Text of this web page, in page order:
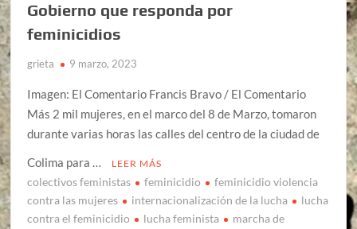
Gobierno que responda por
feminicidios
grieta 9 marzo, 2023
Imagen: El Comentario Francis Bravo / El Comentario
Más 2 mil mujeres, en el marco del 8 de Marzo, tomaron
durante varias horas las calles del centro de la ciudad de
Colima para …
LEER MÁS
colectivos feministas feminicidio
feminicidio violencia
contra las mujeres
internacionalización de la lucha
lucha
contra el feminicidio
lucha feminista
marcha de